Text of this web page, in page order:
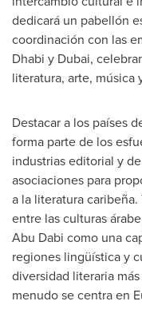
dedicará un pabellón
coordinación con las
Dhabi y Dubai,
literatura, arte, música
Destacar a los países
forma parte de los
industrias editorial y
asociaciones para
a la literatura
entre las culturas
Abu Dabi como una
regiones lingüística y
diversidad literaria
menudo se centra en